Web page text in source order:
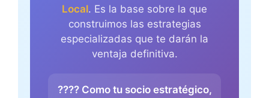
Local. Es la base sobre la que
construimos las estrategias
especializadas que te darán la
ventaja definitiva.
???? Como tu socio estratégico,